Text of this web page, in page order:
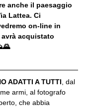
anche il paesaggio
Lattea. Ci
on-line in
acquistato
ADATTI A TUTTI , dal
armi, al fotografo
che abbia